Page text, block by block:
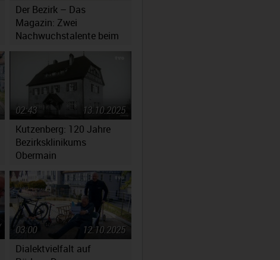
Der Bezirk – Das
Magazin: Zwei
Nachwuchstalente beim
Jugendsymphonieorchester
Oberfranken
Kutzenberg: 120 Jahre
Bezirksklinikums
Obermain
13.10.2025
02:43
Dialektvielfalt auf
12.10.2025
03:00